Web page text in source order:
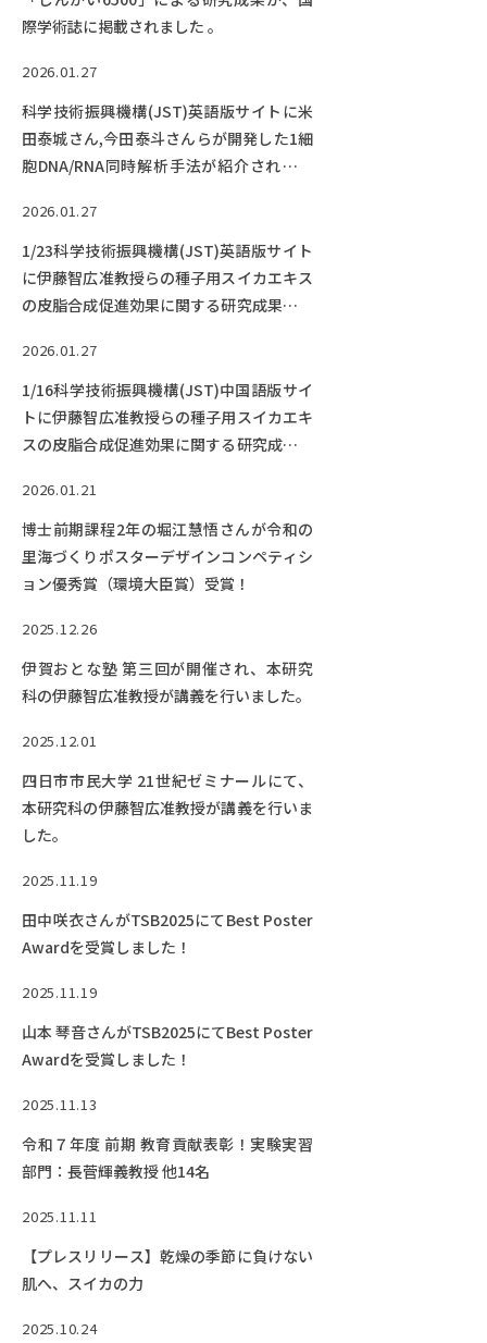
際学術誌に掲載されました 。
2026.01.27
科学技術振興機構(JST)英語版サイトに米
田泰城さん,今田泰斗さんらが開発した1細
胞DNA/RNA同時解析手法が紹介されてい
2026.01.27
1/23科学技術振興機構(JST)英語版サイト
に伊藤智広准教授らの種子用スイカエキス
の皮脂合成促進効果に関する研究成果が紹
2026.01.27
1/16科学技術振興機構(JST)中国語版サイ
トに伊藤智広准教授らの種子用スイカエキ
スの皮脂合成促進効果に関する研究成果が
2026.01.21
博士前期課程2年の堀江慧悟さんが令和の
里海づくりポスターデザインコンペティシ
ョン優秀賞（環境大臣賞）受賞！
2025.12.26
伊賀おとな塾 第三回が開催され、本研究
科の伊藤智広准教授が講義を行いました。
2025.12.01
四日市市民大学 21世紀ゼミナールにて、
本研究科の伊藤智広准教授が講義を行いま
した。
2025.11.19
田中咲衣さんがTSB2025にてBest Poster
Awardを受賞しました！
2025.11.19
山本 琴音さんがTSB2025にてBest Poster
Awardを受賞しました！
2025.11.13
令和７年度 前期 教育貢献表彰！実験実習
部門：長菅輝義教授 他14名
2025.11.11
【プレスリリース】乾燥の季節に負けない
肌へ、スイカの力
2025.10.24